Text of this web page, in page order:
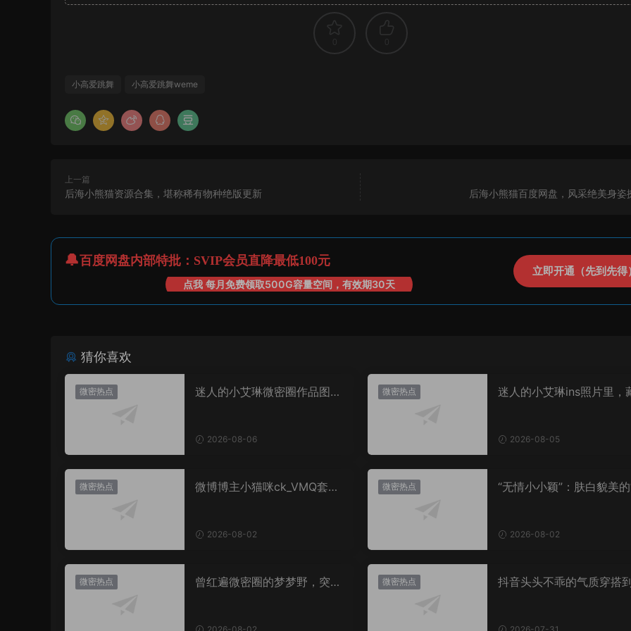
小高爱跳舞 小高爱跳舞weme
上一篇
后海小熊猫资源合集，堪称稀有物种绝版更新 后海小熊猫百度网盘，风采绝美身姿
百度网盘内部特批：SVIP会员直降最低100元
点我 每月免费领取500G容量空间，有效期30天
立即开通（先到先得）
猜你喜欢
微密热点
迷人的小艾琳微密圈作品图
2026-08-06
微密热点
迷人的小艾琳ins照片里，
2026-08-05
微密热点
微博博主小猫咪ck_VMQ套
2026-08-02
微密热点
“无情小小颖”：肤白貌美的
2026-08-02
微密热点
曾红遍微密圈的梦梦野，突然
微密热点
抖音头头不乖的气质穿搭